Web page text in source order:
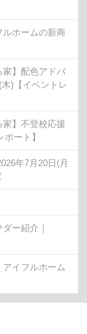
ホームの新商
家】配色アドバ
)【イベントレ
家】不登校応援
ート】
年7月20日(月
ー紹介｜
イフルホーム